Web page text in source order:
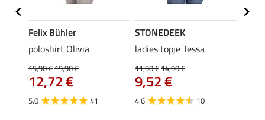
Felix Bühler
poloshirt Olivia
15,90 €19,90 €
12,72 €
5.0 41
STONEDEEK
ladies topje Tessa
11,90 €14,90 €
9,52 €
4.6 10